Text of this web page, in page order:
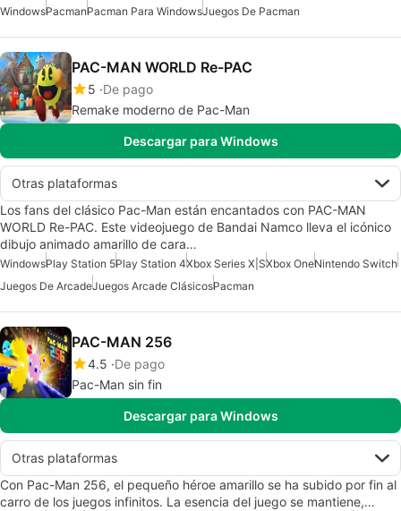
WindowsPacmanPacman Para WindowsJuegos De Pacman
PAC-MAN WORLD Re-PAC
5 De pago
Remake moderno de Pac-Man
Descargar para Windows
Otras plataformas
Los fans del clásico Pac-Man están encantados con PAC-MAN
WORLD Re-PAC. Este videojuego de Bandai Namco lleva el icónico
dibujo animado amarillo de cara…
WindowsPlay Station 5Play Station 4Xbox Series X|SXbox OneNintendo Switch
Juegos De ArcadeJuegos Arcade ClásicosPacman
PAC-MAN 256
4.5 De pago
Pac-Man sin fin
Descargar para Windows
Otras plataformas
Con Pac-Man 256, el pequeño héroe amarillo se ha subido por fin al
carro de los juegos infinitos. La esencia del juego se mantiene,…